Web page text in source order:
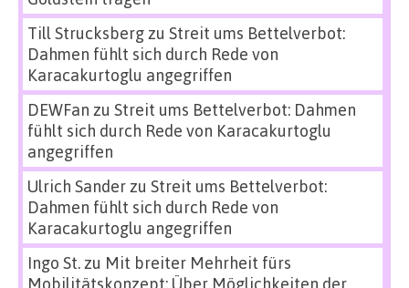
Till Strucksbergzu Streit ums Bettelverbot:
Dahmen fühlt sich durch Rede von
Karacakurtoglu angegriffen
DEWFan zu Streit ums Bettelverbot: Dahmen
fühlt sich durch Rede von Karacakurtoglu
angegriffen
Ulrich Sanderzu Streit ums Bettelverbot:
Dahmen fühlt sich durch Rede von
Karacakurtoglu angegriffen
Ingo St.zu Mit breiter Mehrheit fürs
Mobilitätskonzept: Über Möglichkeiten der